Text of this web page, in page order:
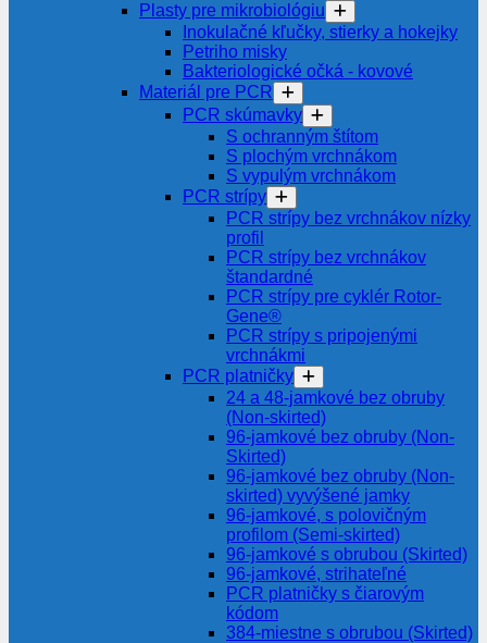
Plasty pre mikrobiológiu
Inokulačné kľučky, stierky a hokejky
Petriho misky
Bakteriologické očká - kovové
Materiál pre PCR
PCR skúmavky
S ochranným štítom
S plochým vrchnákom
S vypulým vrchnákom
PCR strípy
PCR strípy bez vrchnákov nízky
profil
PCR strípy bez vrchnákov
štandardné
PCR strípy pre cyklér Rotor-
Gene®
PCR strípy s pripojenými
vrchnákmi
PCR platničky
24 a 48-jamkové bez obruby
(Non-skirted)
96-jamkové bez obruby (Non-
Skirted)
96-jamkové bez obruby (Non-
skirted) vyvýšené jamky
96-jamkové, s polovičným
profilom (Semi-skirted)
96-jamkové s obrubou (Skirted)
96-jamkové, strihateľné
PCR platničky s čiarovým
kódom
384-miestne s obrubou (Skirted)